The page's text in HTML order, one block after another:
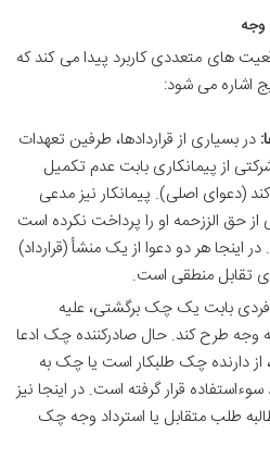
وجه
های متعددی کاربرد پیدا می کند که
اشاره می شود:
در بسیاری از قراردادها، طرفین تعهدات
از پیمانکاری بابت عدم تکمیل
(دعوای اصلی). پیمانکار نیز مدعی
حق الززحمه او را پرداخت نکرده است
اینجا هر دو دعوا از یک منشأ (قرارداد)
تقابل منطقی است.
بابت یک چک برگشتی، علیه
وجه طرح کند. حال صادرکننده چک ادعا
از دارنده چک طلبکار است یا چک به
قرار گرفته است. در اینجا نیز
طلب متقابل یا استرداد وجه چک